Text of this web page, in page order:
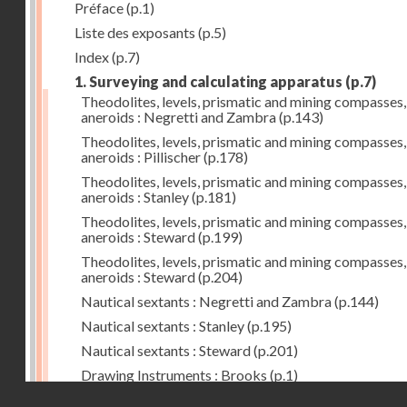
Préface(p.1)
Liste des exposants (p.5)
Index(p.7)
1. Surveying and calculating apparatus (p.7)
Theodolites, levels, prismatic and mining compasses,
aneroids : Negretti and Zambra(p.143)
Theodolites, levels, prismatic and mining compasses,
aneroids : Pillischer(p.178)
Theodolites, levels, prismatic and mining compasses,
aneroids : Stanley(p.181)
Theodolites, levels, prismatic and mining compasses,
aneroids : Steward(p.199)
Theodolites, levels, prismatic and mining compasses,
aneroids : Steward(p.204)
Nautical sextants : Negretti and Zambra(p.144)
Nautical sextants : Stanley(p.195)
Nautical sextants : Steward(p.201)
Drawing Instruments : Brooks (p.1)